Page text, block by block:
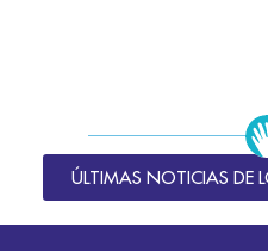
ÚLTIMAS NOTICIAS DE